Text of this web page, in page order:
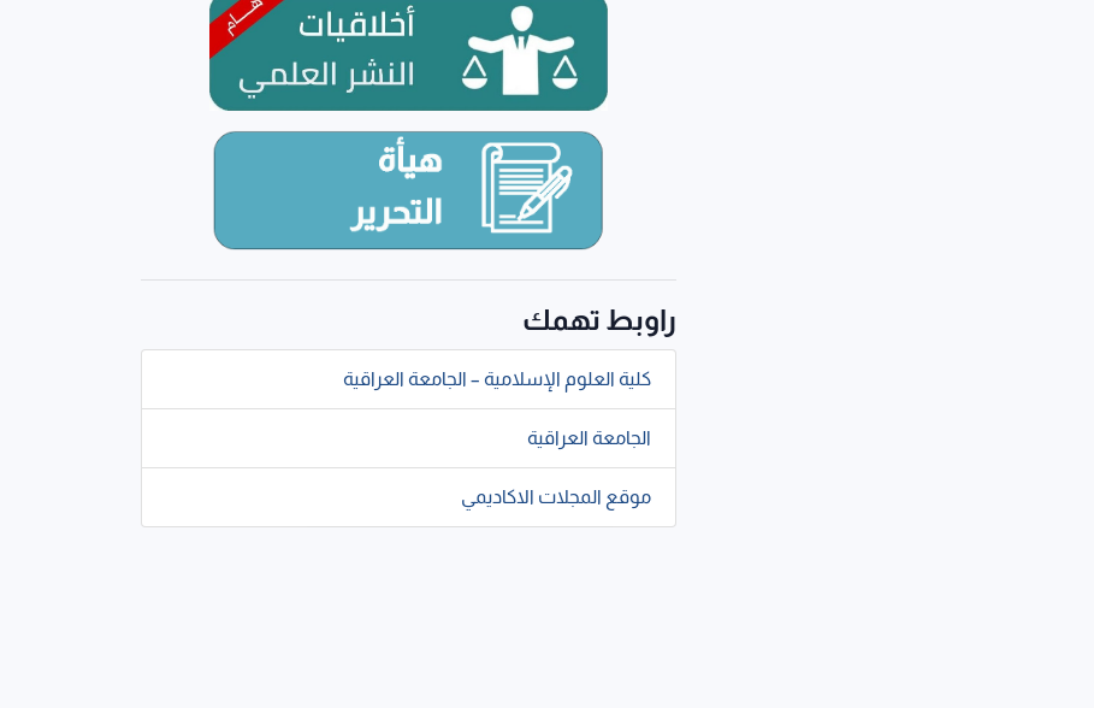
راوبط تهمك
كلية العلوم الإسلامية – الجامعة العراقية
الجامعة العراقية
موقع المجلات الاكاديمي